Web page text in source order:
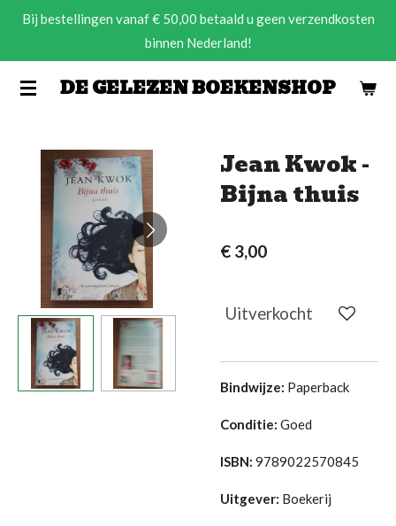
Ga
de
DE GELEZEN BOEKENSHOP
Bij bestellingen vanaf € 50,00 betaald u geen verzendkosten
binnen Nederland!
Jean Kwok -
Bijna thuis
€ 3,00
Uitverkocht
Bindwijze: Paperback
Conditie: Goed
ISBN: 9789022570845
Uitgever: Boekerij